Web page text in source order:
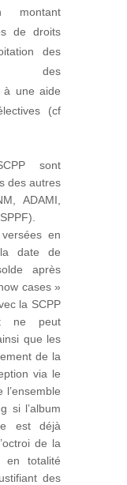
montant
de droits
des
des
à une aide
(cf
sont
des autres
ADAMI,
en
date de
après
cases »
la SCPP
ne peut
que les
de la
via le
si l’album
est déjà
de la
en totalité
des